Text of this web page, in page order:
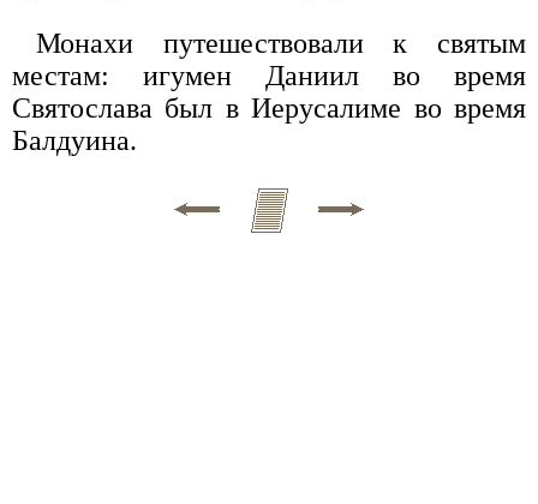
Монахи путешествовали к святым
местам: игумен Даниил во время
Святослава был в Иерусалиме во время
Балдуина.